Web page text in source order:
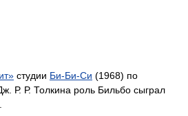
студии Би-Би-Си (1968) по
Р. Р. Толкина роль Бильбо сыграл